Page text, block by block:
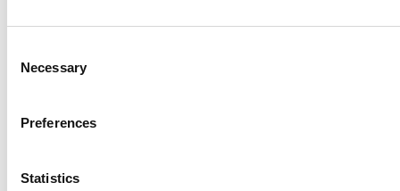
Selection
Necessary
Preferences
Statistics